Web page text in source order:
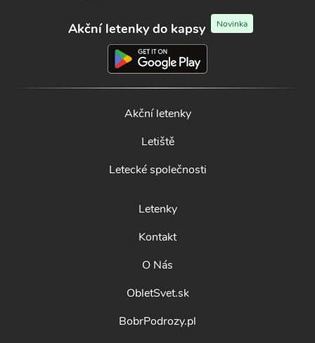
Akční letenky do kapsy Novinka
Akční letenky
Letiště
Letecké společnosti
Letenky
Kontakt
O Nás
ObletSvet.sk
BobrPodrozy.pl